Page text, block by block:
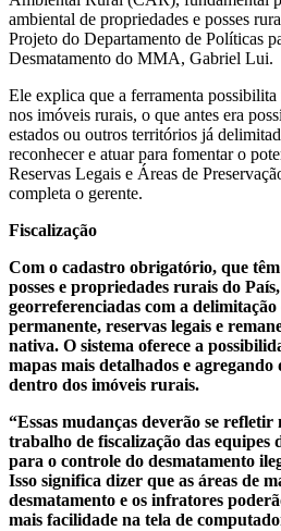
ambiental de propriedades e posses
Projeto do Departamento de Políticas
Desmatamento do MMA, Gabriel Lui.
Ele explica que a ferramenta
nos imóveis rurais, o que antes era
estados ou outros territórios já
reconhecer e atuar para fomentar o
Reservas Legais e Áreas de
completa o gerente.
Fiscalização
Com o cadastro obrigatório, que
posses e propriedades rurais do
georreferenciadas com a
permanente, reservas legais e
nativa. O sistema oferece a
mapas mais detalhados e
dentro dos imóveis rurais.
“Essas mudanças deverão se
trabalho de fiscalização das
para o controle do desmatamento
Isso significa dizer que as áreas de
desmatamento e os infratores
mais facilidade na tela de